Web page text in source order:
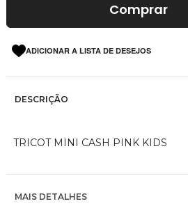
Comprar
ADICIONAR A LISTA DE DESEJOS
DESCRIÇÃO
TRICOT MINI CASH PINK KIDS
MAIS DETALHES